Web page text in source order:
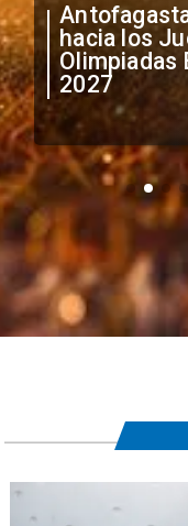
"Falta de
anuncia
irregular
extranjeros